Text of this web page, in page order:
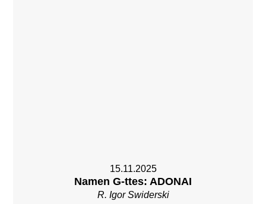
15.11.2025
Namen G-ttes: ADONAI
R. Igor Swiderski